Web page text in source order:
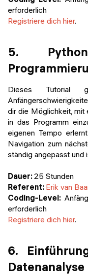
erforderlich
Registriere dich hier.
5.
Dieses Tutorial
dir die Möglichkeit, mit
in das Programm
eigenen Tempo
Navigation zum
ständig angepasst und
Dauer: 25 Stunden
Referent: Erik van
Coding-Level:
erforderlich
Registriere dich hier.
6.
Datenanalyse